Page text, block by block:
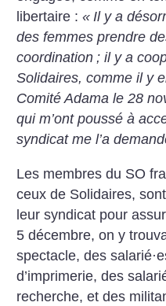
libertaire :« Il y a
des femmes prendre
coordination ; il y a
Solidaires, comme il y
Comité Adama le 28
qui m’ont poussé à
syndicat me l’a
Les membres du SO
ceux de Solidaires,
leur syndicat pour
5 décembre, on y
spectacle, des salarié·
d’imprimerie, des
recherche, et des